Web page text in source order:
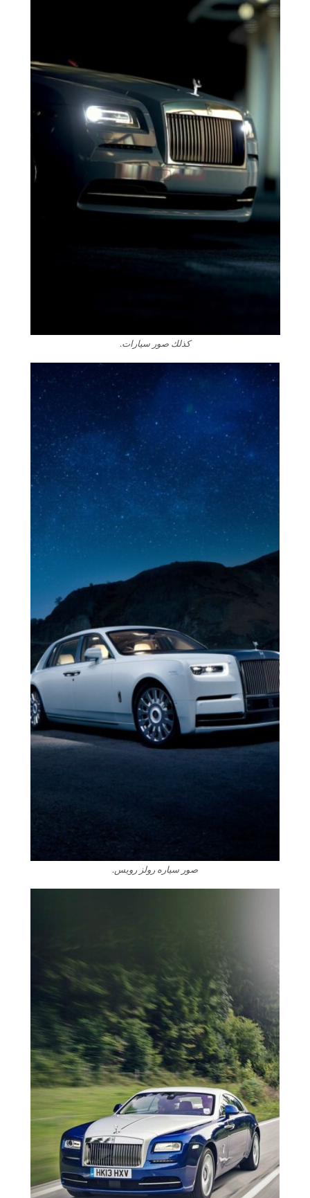
كذلك صور سيارات.
صور سياره رولز رويس.